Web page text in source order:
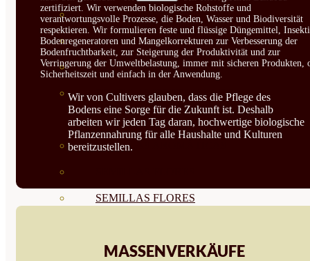
VER TODAS
BIODINÁMICAS DEMETER
HORTALIZA FRUTO
SEMILLAS HORTALIZA DE
HOJA
SEMILLAS AROMÁTICAS
SEMILLAS FLORES
SEMILLAS TRADICIONALES
zertifiziert. Wir verwenden biologische Rohstoffe und
verantwortungsvolle Prozesse, die Boden, Wasser und Biodiversität
respektieren. Wir formulieren feste und flüssige Düngemittel,
Bodenregeneratoren und Mangelkorrekturen zur Verbesserung der
Bodenfruchtbarkeit, zur Steigerung der Produktivität und zur
Verringerung der Umweltbelastung, immer mit sicheren Produkten,
Sicherheitszeit und einfach in der Anwendung.
Wir von Cultivers glauben, dass die Pflege des
Bodens eine Sorge für die Zukunft ist. Deshalb
arbeiten wir jeden Tag daran, hochwertige biologische
Pflanzennahrung für alle Haushalte und Kulturen
bereitzustellen.
MASSENVERKÄUFE